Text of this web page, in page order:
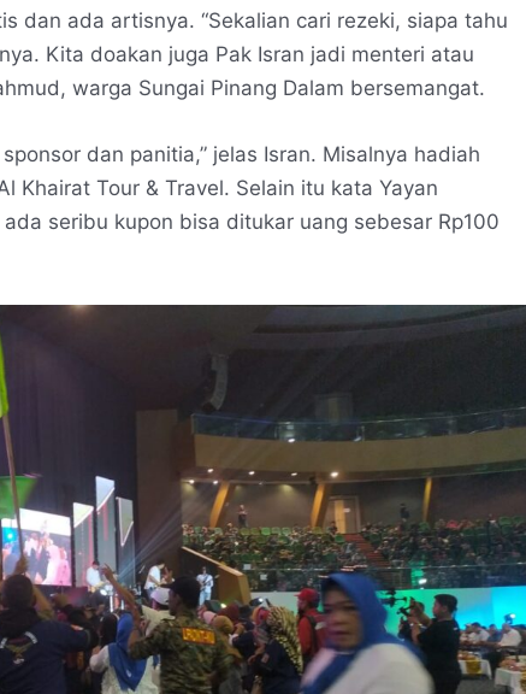
dan ada artisnya. “Sekalian cari rezeki, siapa tahu
Kita doakan juga Pak Isran jadi menteri atau
warga Sungai Pinang Dalam bersemangat.
dan panitia,” jelas Isran. Misalnya hadiah
Khairat Tour & Travel. Selain itu kata Yayan
seribu kupon bisa ditukar uang sebesar Rp100